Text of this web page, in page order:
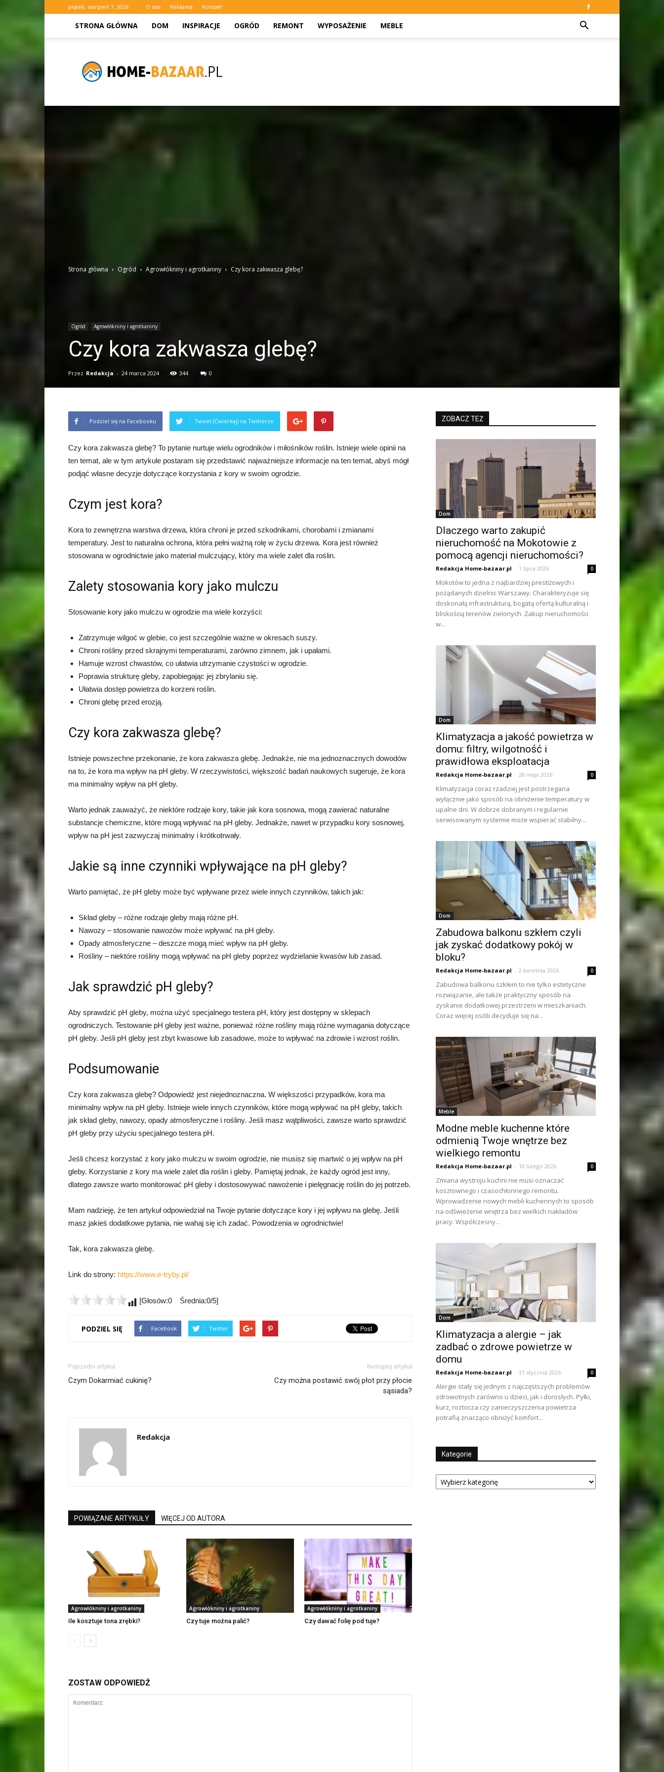
piątek, sierpień 7, 2026 O nas Reklama Kontakt
STRONA GŁÓWNA DOM INSPIRACJE OGRÓD REMONT WYPOSAŻENIE MEBLE
bazaar.pl
Strona główna Ogród Agrowłókniny i agrotkaniny Czy kora zakwasza glebę?
Ogród Agrowłókniny i agrotkaniny
Czy kora zakwasza glebę?
Przez Redakcja - 24 marca 2024 344 0
Podziel się na Facebooku Tweet (Ćwierkaj) na Twitterze
Czy kora zakwasza glebę? To pytanie nurtuje wielu ogrodników i miłośników roślin. Istnieje wiele opinii na
ten temat, ale w tym artykule postaram się przedstawić najważniejsze informacje na ten temat, abyś mógł
podjąć własne decyzje dotyczące korzystania z kory w swoim ogrodzie.
Czym jest kora?
Kora to zewnętrzna warstwa drzewa, która chroni je przed szkodnikami, chorobami i zmianami
temperatury. Jest to naturalna ochrona, która pełni ważną rolę w życiu drzewa. Kora jest również
stosowana w ogrodnictwie jako materiał mulczujący, który ma wiele zalet dla roślin.
Zalety stosowania kory jako mulczu
Stosowanie kory jako mulczu w ogrodzie ma wiele korzyści:
Zatrzymuje wilgoć w glebie, co jest szczególnie ważne w okresach suszy.
Chroni rośliny przed skrajnymi temperaturami, zarówno zimnem, jak i upałami.
Hamuje wzrost chwastów, co ułatwia utrzymanie czystości w ogrodzie.
Poprawia strukturę gleby, zapobiegając jej zbrylaniu się.
Ułatwia dostęp powietrza do korzeni roślin.
Chroni glebę przed erozją.
Czy kora zakwasza glebę?
Istnieje powszechne przekonanie, że kora zakwasza glebę. Jednakże, nie ma jednoznacznych dowodów
na to, że kora ma wpływ na pH gleby. W rzeczywistości, większość badań naukowych sugeruje, że kora
ma minimalny wpływ na pH gleby.
Warto jednak zauważyć, że niektóre rodzaje kory, takie jak kora sosnowa, mogą zawierać naturalne
substancje chemiczne, które mogą wpływać na pH gleby. Jednakże, nawet w przypadku kory sosnowej,
wpływ na pH jest zazwyczaj minimalny i krótkotrwały.
Jakie są inne czynniki wpływające na pH gleby?
Warto pamiętać, że pH gleby może być wpływane przez wiele innych czynników, takich jak:
Skład gleby – różne rodzaje gleby mają różne pH.
Nawozy – stosowanie nawozów może wpływać na pH gleby.
Opady atmosferyczne – deszcze mogą mieć wpływ na pH gleby.
Rośliny – niektóre rośliny mogą wpływać na pH gleby poprzez wydzielanie kwasów lub zasad.
Jak sprawdzić pH gleby?
Aby sprawdzić pH gleby, można użyć specjalnego testera pH, który jest dostępny w sklepach
ogrodniczych. Testowanie pH gleby jest ważne, ponieważ różne rośliny mają różne wymagania dotyczące
pH gleby. Jeśli pH gleby jest zbyt kwasowe lub zasadowe, może to wpływać na zdrowie i wzrost roślin.
Podsumowanie
Czy kora zakwasza glebę? Odpowiedź jest niejednoznaczna. W większości przypadków, kora ma
minimalny wpływ na pH gleby. Istnieje wiele innych czynników, które mogą wpływać na pH gleby, takich
jak skład gleby, nawozy, opady atmosferyczne i rośliny. Jeśli masz wątpliwości, zawsze warto sprawdzić
pH gleby przy użyciu specjalnego testera pH.
Jeśli chcesz korzystać z kory jako mulczu w swoim ogrodzie, nie musisz się martwić o jej wpływ na pH
gleby. Korzystanie z kory ma wiele zalet dla roślin i gleby. Pamiętaj jednak, że każdy ogród jest inny,
dlatego zawsze warto monitorować pH gleby i dostosowywać nawożenie i pielęgnację roślin do jej potrzeb.
Mam nadzieję, że ten artykuł odpowiedział na Twoje pytanie dotyczące kory i jej wpływu na glebę. Jeśli
masz jakieś dodatkowe pytania, nie wahaj się ich zadać. Powodzenia w ogrodnictwie!
Tak, kora zakwasza glebę.
Link do strony: https://www.e-tryby.pl/
[Głosów:0 Średnia:0/5]
PODZIEL SIĘ Facebook Twitter
Poprzedni artykuł
Czym Dokarmiać cukinię?
Następny artykuł
Czy można postawić swój płot przy płocie
sąsiada?
Redakcja
POWIĄZANE ARTYKUŁY WIĘCEJ OD AUTORA
Agrowłókniny i agrotkaniny
Ile kosztuje tona zrębki?
Agrowłókniny i agrotkaniny
Czy tuje można palić?
Agrowłókniny i agrotkaniny
Czy dawać folię pod tuje?
ZOSTAW ODPOWIEDŹ
ZOBACZ TEŻ
Dom
Dlaczego warto zakupić
nieruchomość na Mokotowie z
pomocą agencji nieruchomości?
Redakcja Home-bazaar.pl - 1 lipca 2026 0
Mokotów to jedna z najbardziej prestiżowych i
pożądanych dzielnic Warszawy. Charakteryzuje się
doskonałą infrastrukturą, bogatą ofertą kulturalną i
bliskością terenów zielonych. Zakup nieruchomości
w...
Dom
Klimatyzacja a jakość powietrza w
domu: filtry, wilgotność i
prawidłowa eksploatacja
Redakcja Home-bazaar.pl - 28 maja 2026 0
Klimatyzacja coraz rzadziej jest postrzegana
wyłącznie jako sposób na obniżenie temperatury w
upalne dni. W dobrze dobranym i regularnie
serwisowanym systemie może wspierać stabilny...
Dom
Zabudowa balkonu szkłem czyli
jak zyskać dodatkowy pokój w
bloku?
Redakcja Home-bazaar.pl - 2 kwietnia 2026 0
Zabudowa balkonu szkłem to nie tylko estetyczne
rozwiązanie, ale także praktyczny sposób na
zyskanie dodatkowej przestrzeni w mieszkaniach.
Coraz więcej osób decyduje się na...
Meble
Modne meble kuchenne które
odmienią Twoje wnętrze bez
wielkiego remontu
Redakcja Home-bazaar.pl - 10 lutego 2026 0
Zmiana wystroju kuchni nie musi oznaczać
kosztownego i czasochłonnego remontu.
Wprowadzenie nowych mebli kuchennych to sposób
na odświeżenie wnętrza bez wielkich nakładów
pracy. Współczesny...
Dom
Klimatyzacja a alergie – jak
zadbać o zdrowe powietrze w
domu
Redakcja Home-bazaar.pl - 31 stycznia 2026 0
Alergie stały się jednym z najczęstszych problemów
zdrowotnych zarówno u dzieci, jak i dorosłych. Pyłki,
kurz, roztocza czy zanieczyszczenia powietrza
potrafią znacząco obniżyć komfort...
Kategorie
Kategorie